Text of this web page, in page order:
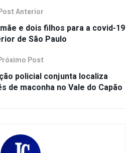
Anterior
e dois filhos para a covid-19
de São Paulo
Post
policial conjunta localiza
de maconha no Vale do Capão